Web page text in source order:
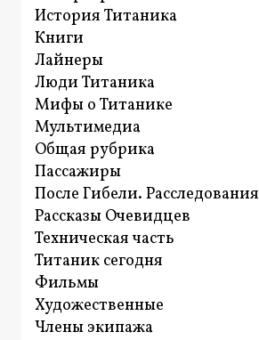
История Титаника
Книги
Лайнеры
Люди Титаника
Мифы о Титанике
Мультимедиа
Общая рубрика
Пассажиры
После Гибели. Расследования
Рассказы Очевидцев
Техническая часть
Титаник сегодня
Фильмы
Художественные
Члены экипажа